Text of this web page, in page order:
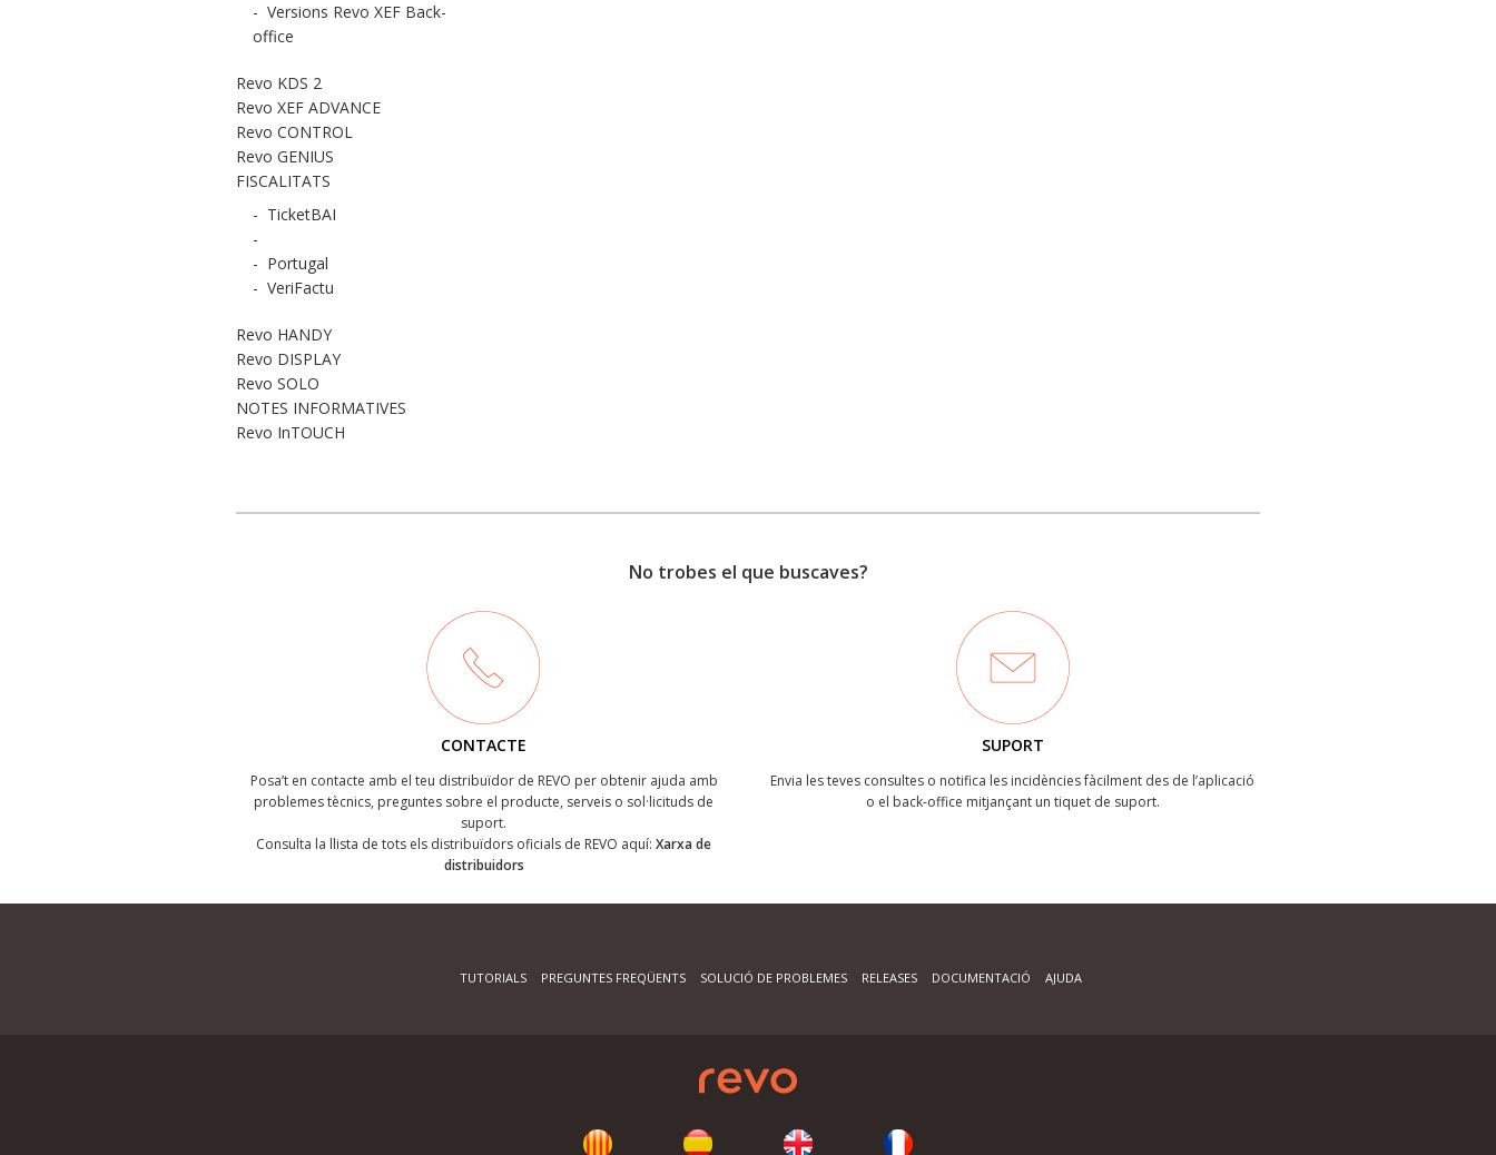
- Versions Revo XEF Back-
office
Revo KDS 2
Revo XEF ADVANCE
Revo CONTROL
Revo GENIUS
FISCALITATS
- TicketBAI
-
- Portugal
- VeriFactu
Revo HANDY
Revo DISPLAY
Revo SOLO
NOTES INFORMATIVES
Revo InTOUCH
No trobes el que buscaves?
CONTACTE
Posa’t en contacte amb el teu distribuïdor de REVO per obtenir ajuda amb
problemes tècnics, preguntes sobre el producte, serveis o sol·licituds de
suport.
Consulta la llista de tots els distribuïdors oficials de REVO aquí: Xarxa de
distribuidors
SUPORT
Envia les teves consultes o notifica les incidències fàcilment des de l’aplicació
o el back-office mitjançant un tiquet de suport.
TUTORIALS PREGUNTES FREQÜENTS SOLUCIÓ DE PROBLEMES RELEASES DOCUMENTACIÓ AJUDA